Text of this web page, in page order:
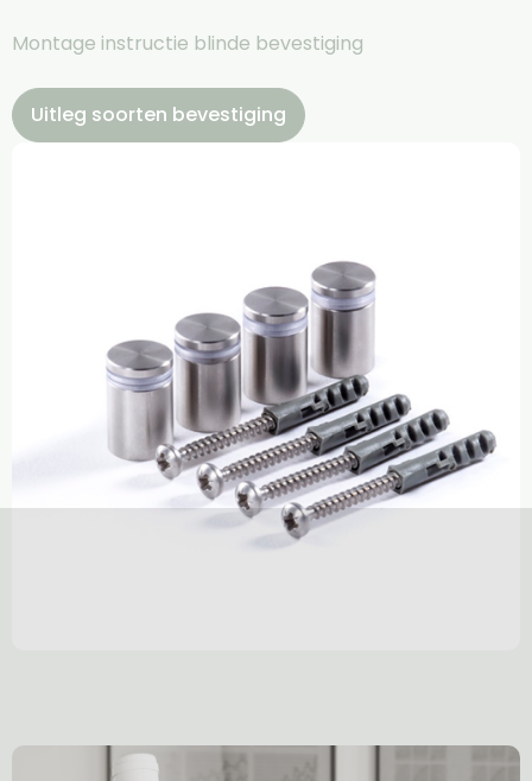
Montage instructie blinde bevestiging
Uitleg soorten bevestiging